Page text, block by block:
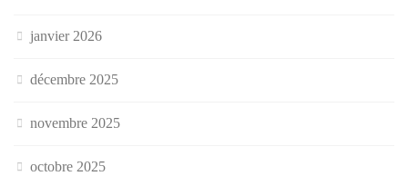
janvier 2026
décembre 2025
novembre 2025
octobre 2025